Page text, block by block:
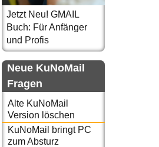
Jetzt Neu! GMAIL
Buch: Für Anfänger
und Profis
Neue KuNoMail
Fragen
Alte KuNoMail
Version löschen
KuNoMail bringt PC
zum Absturz